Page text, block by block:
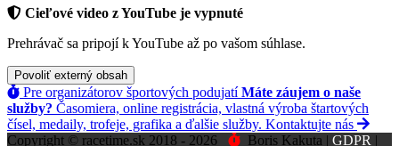
Cieľové video z YouTube je vypnuté
Prehrávač sa pripojí k YouTube až po vašom súhlase.
Povoliť externý obsah
Pre organizátorov športových podujatí Máte záujem o naše
služby? Časomiera, online registrácia, vlastná výroba štartových
čísel, medaily, trofeje, grafika a ďalšie služby. Kontaktujte nás
Copyright © racetime.sk 2018 - 2026
Boris Kakuta | GDPR |